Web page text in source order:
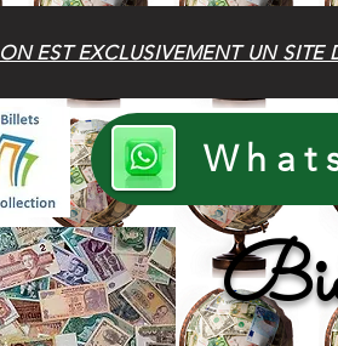
ON EST EXCLUSIVEMENT UN